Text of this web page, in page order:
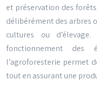
et préservation des
délibérément des arbres
cultures ou
fonctionnement des
l’agroforesterie permet
tout en assurant une